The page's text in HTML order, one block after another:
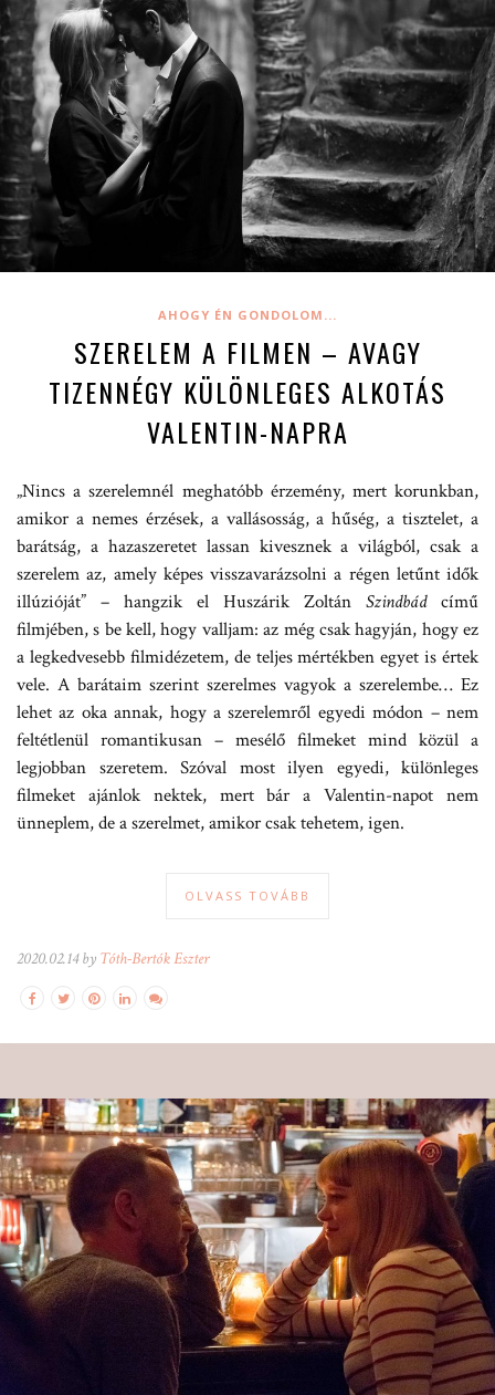
AHOGY ÉN GONDOLOM...
SZERELEM A FILMEN – AVAGY
TIZENNÉGY KÜLÖNLEGES ALKOTÁS
VALENTIN-NAPRA
„Nincs a szerelemnél meghatóbb érzemény, mert korunkban,
amikor a nemes érzések, a vallásosság, a hűség, a tisztelet, a
barátság, a hazaszeretet lassan kivesznek a világból, csak a
szerelem az, amely képes visszavarázsolni a régen letűnt idők
illúzióját” – hangzik el Huszárik Zoltán Szindbádcímű
filmjében, s be kell, hogy valljam: az még csak hagyján, hogy ez
a legkedvesebb filmidézetem, de teljes mértékben egyet is értek
vele. A barátaim szerint szerelmes vagyok a szerelembe… Ez
lehet az oka annak, hogy a szerelemről egyedi módon – nem
feltétlenül romantikusan – mesélő filmeket mind közül a
legjobban szeretem. Szóval most ilyen egyedi, különleges
filmeket ajánlok nektek, mert bár a Valentin-napot nem
ünneplem, de a szerelmet, amikor csak tehetem, igen.
OLVASS TOVÁBB
2020.02.14 by Tóth-Bertók Eszter